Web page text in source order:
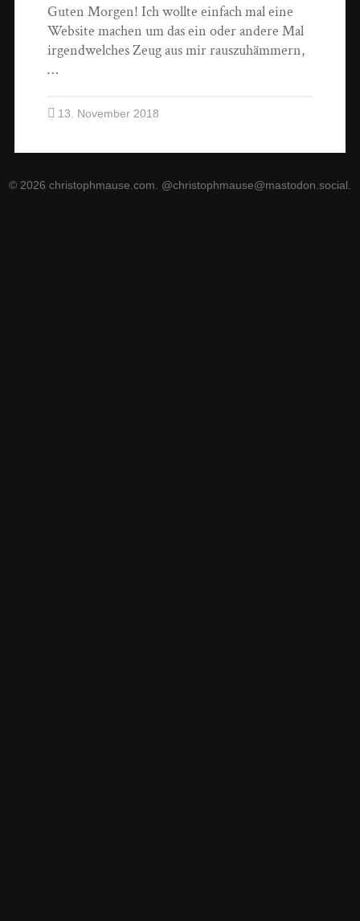
Guten Morgen! Ich wollte einfach mal eine
Website machen um das ein oder andere Mal
irgendwelches Zeug aus mir rauszuhämmern,
…
13. November 2018
© 2026 christophmause.com. @christophmause@mastodon.social.